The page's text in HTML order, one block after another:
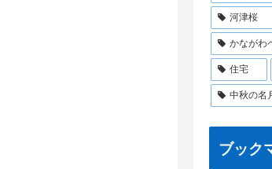
河津桜
かながわ
住宅
中秋の名
ブック